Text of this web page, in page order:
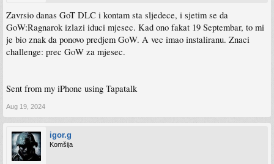
Zavrsio danas GoT DLC i kontam sta sljedece, i sjetim se da
GoW:Ragnarok izlazi iduci mjesec. Kad ono fakat 19 Septembar, to mi
je bio znak da ponovo predjem GoW. A vec imao instaliranu. Znaci
challenge: prec GoW za mjesec.
Sent from my iPhone using Tapatalk
Aug 19, 2024
igor.g
Komšija